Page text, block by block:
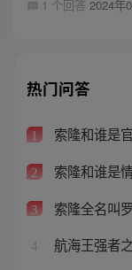
1 个回答 2024年
热门问答
1 索隆和谁是
2 索隆和谁是
3 索隆全名叫
4 航海王强者